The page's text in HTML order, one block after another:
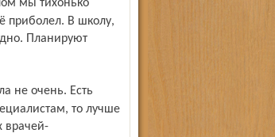
приболел. В школу,
Планируют
то лучше
врачей-